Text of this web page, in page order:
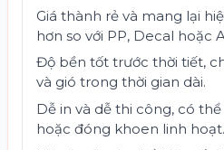
Giá thành rẻ và mang lại
hơn so với PP, Decal hoặc
Độ bền tốt trước thời tiết,
và gió trong thời gian dài.
Dễ in và dễ thi công, có
hoặc đóng khoen linh hoạt.